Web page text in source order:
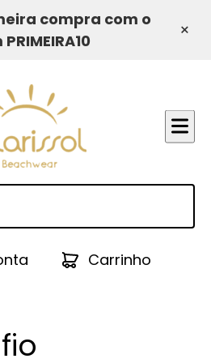
compra com o
×
Carrinho